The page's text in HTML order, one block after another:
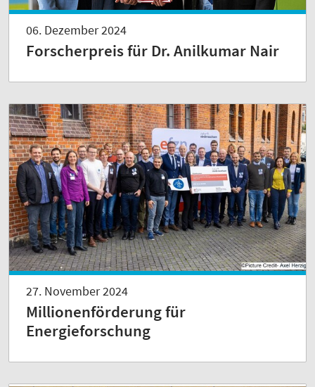
06. Dezember 2024
Forscherpreis für Dr. Anilkumar Nair
27. November 2024
Millionenförderung für
Energieforschung